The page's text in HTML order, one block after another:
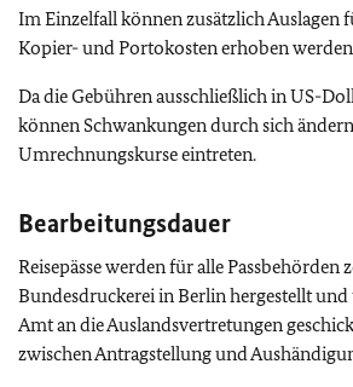
Im Einzelfall können zusätzlich Auslagen
Kopier- und Portokosten erhoben
Da die Gebühren ausschließlich in US-
können Schwankungen durch sich
Umrechnungskurse eintreten.
Bearbeitungsdauer
Reisepässe werden für alle Passbehörden
Bundesdruckerei in Berlin hergestellt und
Amt an die Auslandsvertretungen
zwischen Antragstellung und